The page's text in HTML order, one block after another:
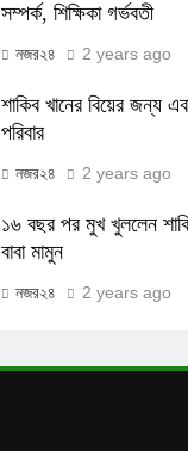
সম্পর্ক, শিক্ষিকা গর্ভবতী
নজর২৪ 2 years ago
শাকিব খানের বিয়ের জন্য
পরিবার
নজর২৪ 2 years ago
১৬ বছর পর মুখ খুললেন
বাবা মামুন
নজর২৪ 2 years ago